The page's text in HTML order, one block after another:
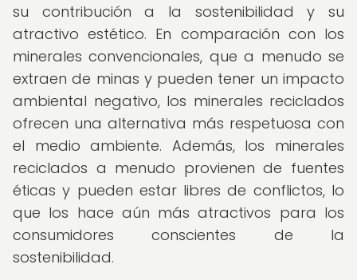
su contribución a la sostenibilidad y su
atractivo estético. En comparación con los
minerales convencionales, que a menudo se
extraen de minas y pueden tener un impacto
ambiental negativo, los minerales reciclados
ofrecen una alternativa más respetuosa con
el medio ambiente. Además, los minerales
reciclados a menudo provienen de fuentes
éticas y pueden estar libres de conflictos, lo
que los hace aún más atractivos para los
consumidores conscientes de la
sostenibilidad.